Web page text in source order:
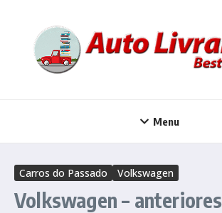
Menu
Carros do Passado Volkswagen
Volkswagen – anteriores